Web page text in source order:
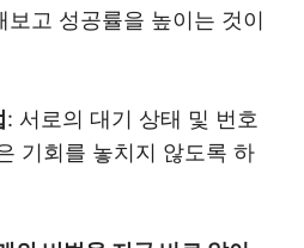
고 성공률을 높이는 것이
: 서로의 대기 상태 및 번호
기회를 놓치지 않도록 하